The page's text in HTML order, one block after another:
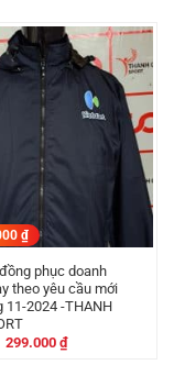
₫
phục doanh
11-2024 -THANH
Giá
299.000₫Giá